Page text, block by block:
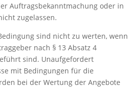
Auftragsbekanntmachung oder in
zugelassen.
sind nicht zu werten, wenn
nach § 13 Absatz 4
sind. Unaufgefordert
mit Bedingungen für die
bei der Wertung der Angebote